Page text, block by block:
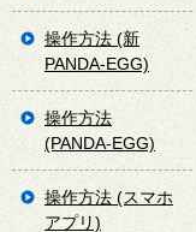
操作方法 (新
PANDA-EGG)
操作方法
(PANDA-EGG)
操作方法 (スマホ
アプリ)